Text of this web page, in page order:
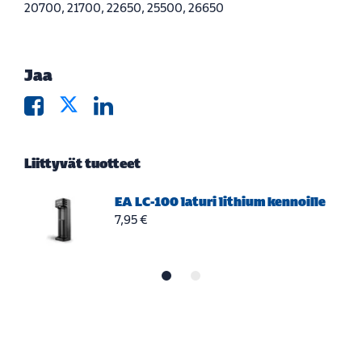
20700, 21700, 22650, 25500, 26650
Jaa
Liittyvät tuotteet
EA LC-100 laturi lithium kennoille
7,95 €